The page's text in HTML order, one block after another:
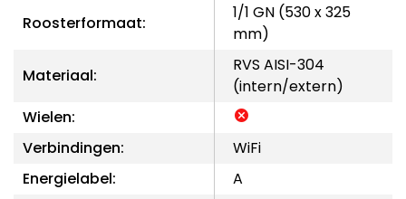
Roosterformaat:
1/1 GN (530 x 325
mm)
Materiaal:
RVS AISI-304
(intern/extern)
Wielen:
Verbindingen:
WiFi
Energielabel:
A